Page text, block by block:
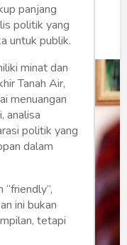
panjang
politik yang
untuk publik.
minat dan
Tanah Air,
menuangan
analisa
politik yang
dalam
ini bukan
tetapi